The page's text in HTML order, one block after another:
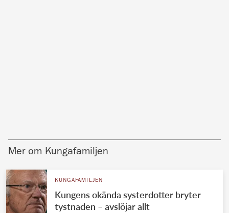
Mer om Kungafamiljen
KUNGAFAMILJEN
Kungens okända systerdotter bryter
tystnaden – avslöjar allt